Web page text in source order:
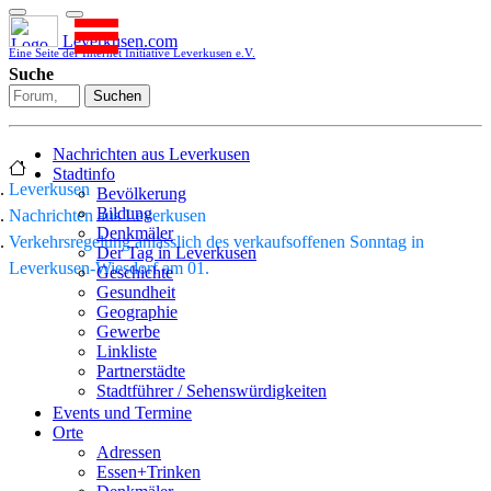
Leverkusen.com
Eine Seite der Internet Initiative Leverkusen e.V.
Suche
Suchen
Nachrichten aus Leverkusen
Stadtinfo
Bevölkerung
Bildung
Denkmäler
Der Tag in Leverkusen
Geschichte
Gesundheit
Geographie
Gewerbe
Linkliste
Partnerstädte
Stadtführer / Sehenswürdigkeiten
Stadtplan
Sport
Who is who
Events und Termine
Orte
Adressen
Essen+Trinken
Leverkusen
Nachrichten aus Leverkusen
Verkehrsregelung anlässlich des verkaufsoffenen Sonntag in
Leverkusen-Wiesdorf am 01.